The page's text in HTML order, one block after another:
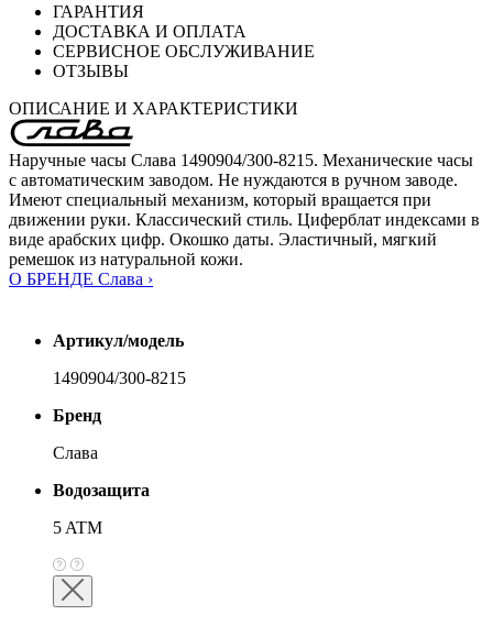
ГАРАНТИЯ
ДОСТАВКА И ОПЛАТА
СЕРВИСНОЕ ОБСЛУЖИВАНИЕ
ОТЗЫВЫ
ОПИСАНИЕ И ХАРАКТЕРИСТИКИ
Наручные часы Слава 1490904/300-8215. Механические часы
с автоматическим заводом. Не нуждаются в ручном заводе.
Имеют специальный механизм, который вращается при
движении руки. Классический стиль. Циферблат индексами в
виде арабских цифр. Окошко даты. Эластичный, мягкий
ремешок из натуральной кожи.
О БРЕНДЕ Слава ›
Артикул/модель
1490904/300-8215
Бренд
Слава
Водозащита
5 ATM